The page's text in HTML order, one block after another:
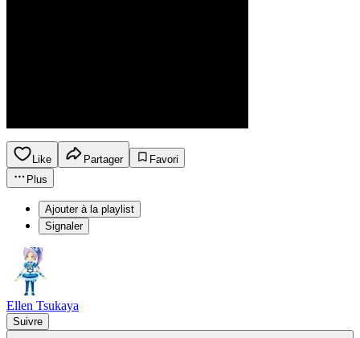
Like Partager
Favori
Plus
Ajouter à la playlist
Signaler
Ellen Tsukaya
Suivre